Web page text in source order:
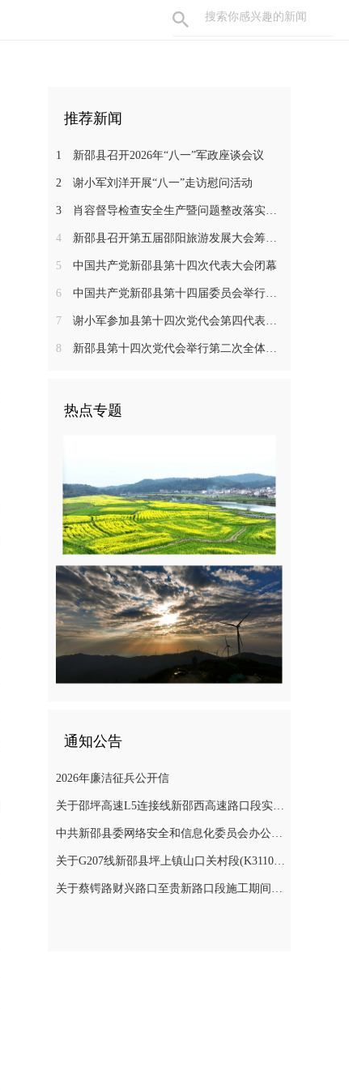
推荐新闻
1 新邵县召开2026年“八一”军政座谈会议
2 谢小军刘洋开展“八一”走访慰问活动
3 肖容督导检查安全生产暨问题整改落实工作
4 新邵县召开第五届邵阳旅游发展大会筹备工作调度会
5 中国共产党新邵县第十四次代表大会闭幕
6 中国共产党新邵县第十四届委员会举行第一次全体会议
7 谢小军参加县第十四次党代会第四代表团分组讨论
8 新邵县第十四次党代会举行第二次全体会议
热点专题
通知公告
2026年廉洁征兵公开信
关于邵坪高速L5连接线新邵西高速路口段实施交通管制的公告
中共新邵县委网络安全和信息化委员会办公室关于巡察整改进展情况的通报
关于G207线新邵县坪上镇山口关村段(K3110+900～K3112+400)公路边坡地质灾害防治工程交通管制的公告
关于蔡锷路财兴路口至贵新路口段施工期间交通管制的通知